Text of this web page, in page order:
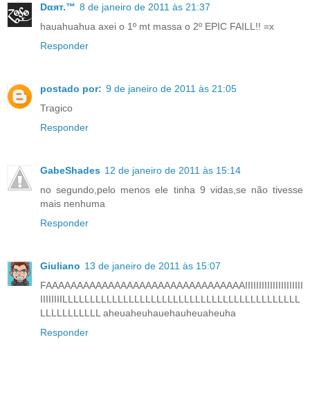
Dαят.™ 8 de janeiro de 2011 às 21:37
hauahuahua axei o 1º mt massa o 2º EPIC FAILL!! =x
Responder
postado por: 9 de janeiro de 2011 às 21:05
Tragico
Responder
GabeShades 12 de janeiro de 2011 às 15:14
no segundo,pelo menos ele tinha 9 vidas,se não tivesse
mais nenhuma
Responder
Giuliano 13 de janeiro de 2011 às 15:07
FAAAAAAAAAAAAAAAAAAAAAAAAAAAAAAAAIIIIIIIIIIIIIIIIIIIII
IIIIIIIILLLLLLLLLLLLLLLLLLLLLLLLLLLLLLLLLLLLLLLLLLL
LLLLLLLLLLL aheuaheuhauehauheuaheuha
Responder